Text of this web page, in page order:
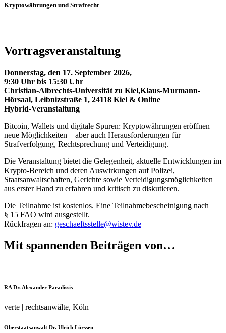
Kryptowährungen und Strafrecht
Vortragsveranstaltung
Donnerstag, den 17. September 2026,
9:30 Uhr bis 15:30 Uhr
Christian-Albrechts-Universität zu Kiel,Klaus-Murmann-
Hörsaal, Leibnizstraße 1, 24118 Kiel & Online
Hybrid-Veranstaltung
Bitcoin, Wallets und digitale Spuren: Kryptowährungen eröffnen
neue Möglichkeiten – aber auch Herausforderungen für
Strafverfolgung, Rechtsprechung und Verteidigung.
Die Veranstaltung bietet die Gelegenheit, aktuelle Entwicklungen im
Krypto-Bereich und deren Auswirkungen auf Polizei,
Staatsanwaltschaften, Gerichte sowie Verteidigungsmöglichkeiten
aus erster Hand zu erfahren und kritisch zu diskutieren.
Die Teilnahme ist kostenlos. Eine Teilnahmebescheinigung nach
§ 15 FAO wird ausgestellt.
Rückfragen an: geschaeftsstelle@wistev.de
Mit spannenden Beiträgen von…
RA Dr. Alexander Paradissis
verte | rechtsanwälte, Köln
Oberstaatsanwalt Dr. Ulrich Lürssen